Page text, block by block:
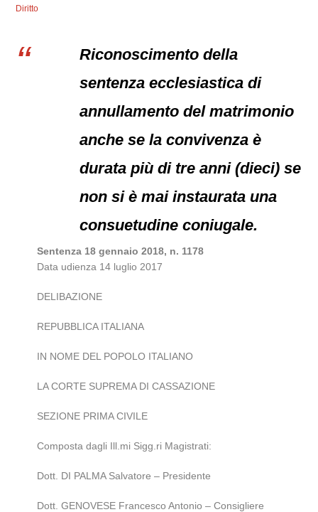
Diritto
Riconoscimento della
sentenza ecclesiastica di
annullamento del matrimonio
anche se la convivenza è
durata più di tre anni (dieci) se
non si è mai instaurata una
consuetudine coniugale.
Sentenza 18 gennaio 2018, n. 1178
Data udienza 14 luglio 2017
DELIBAZIONE
REPUBBLICA ITALIANA
IN NOME DEL POPOLO ITALIANO
LA CORTE SUPREMA DI CASSAZIONE
SEZIONE PRIMA CIVILE
Composta dagli Ill.mi Sigg.ri Magistrati:
Dott. DI PALMA Salvatore – Presidente
Dott. GENOVESE Francesco Antonio – Consigliere